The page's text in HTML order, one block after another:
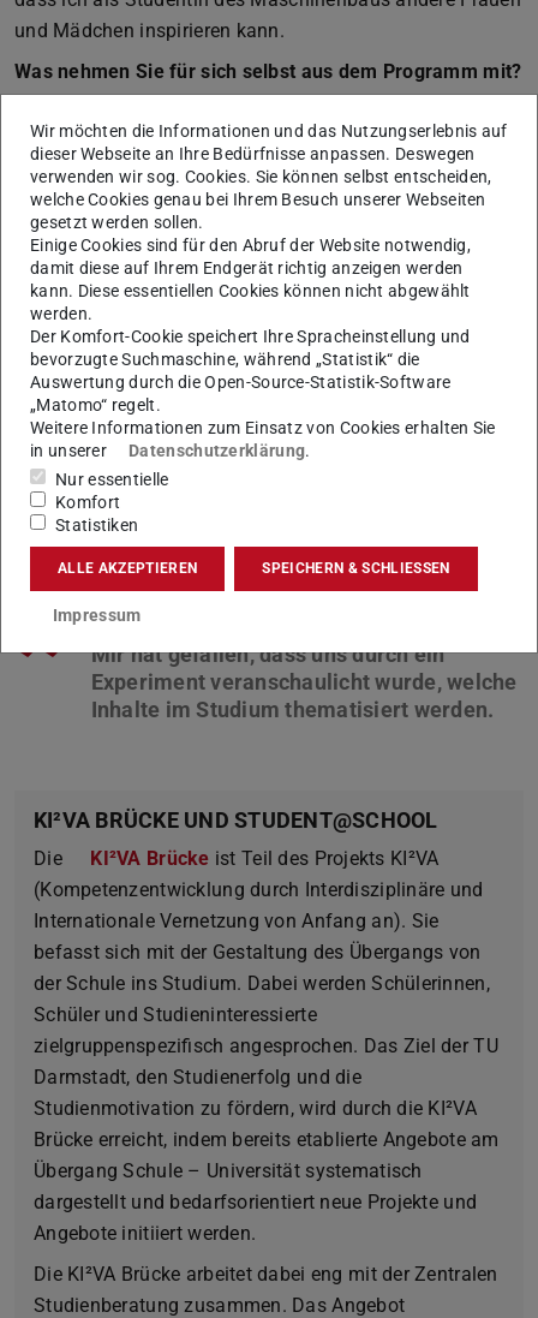
und Mädchen inspirieren kann.
Was nehmen Sie für sich selbst aus dem Programm mit?
Rückspiegel betrachtet und gesehen, was ich schon
gelernt habe und was ich in Zukunft anders machen
möchte.
Das sagen Schülerinnen und Schüler über
student@school
”
Es war keine trockene, sondern eine
lebendige, interaktive Veranstaltung. Die
Botschafter waren auskunftsfreudige
Persönlichkeiten, die ›schülernah‹
”
Mir hat gefallen, dass uns durch ein
Experiment veranschaulicht wurde, welche
KI²VA BRÜCKE UND STUDENT@SCHOOL
Die KI²VA Brücke ist Teil des Projekts KI²VA
(Kompetenzentwicklung durch Interdisziplinäre und
Internationale Vernetzung von Anfang an). Sie
befasst sich mit der Gestaltung des Übergangs von
der Schule ins Studium. Dabei werden Schülerinnen,
Schüler und Studieninteressierte
zielgruppenspezifisch angesprochen. Das Ziel der TU
Darmstadt, den Studienerfolg und die
Studienmotivation zu fördern, wird durch die KI²VA
Brücke erreicht, indem bereits etablierte Angebote am
Übergang Schule – Universität systematisch
dargestellt und bedarfsorientiert neue Projekte und
Angebote initiiert werden.
Die KI²VA Brücke arbeitet dabei eng mit der Zentralen
Studienberatung zusammen. Das Angebot
Wir möchten die Informationen und das Nutzungserlebnis auf
dieser Webseite an Ihre Bedürfnisse anpassen. Deswegen
verwenden wir sog. Cookies. Sie können selbst entscheiden,
welche Cookies genau bei Ihrem Besuch unserer Webseiten
gesetzt werden sollen.
Einige Cookies sind für den Abruf der Website notwendig,
damit diese auf Ihrem Endgerät richtig anzeigen werden
kann. Diese essentiellen Cookies können nicht abgewählt
werden.
Der Komfort-Cookie speichert Ihre Spracheinstellung und
bevorzugte Suchmaschine, während „Statistik“ die
Auswertung durch die Open-Source-Statistik-Software
„Matomo“ regelt.
Weitere Informationen zum Einsatz von Cookies erhalten Sie
in unserer
Datenschutzerklärung.
Nur essentielle
Komfort
Statistiken
ALLE AKZEPTIEREN SPEICHERN & SCHLIESSEN
Impressum